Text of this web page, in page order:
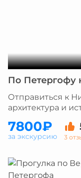
По Петергофу
Отправиться к
архитектура и
7800₽
3
за экскурсию